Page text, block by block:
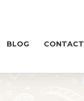
BLOG CONTACT